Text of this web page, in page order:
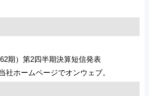
期）第2四半期決算短信発表
社ホームページでオンウェブ。